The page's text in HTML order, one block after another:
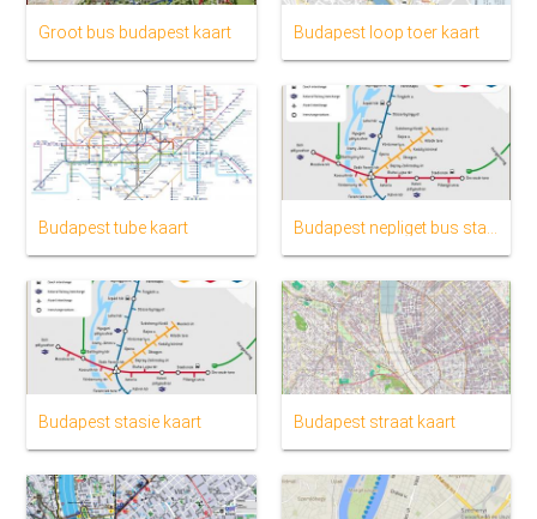
Groot bus budapest kaart Budapest loop toer kaart
Budapest tube kaart
Budapest stasie kaart Budapest straat kaart